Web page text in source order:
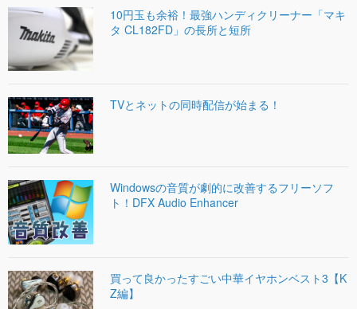
10円玉も余裕！最強ハンディクリーナー「マキ
タ CL182FD」の長所と短所
TVとネットの同時配信が始まる！
Windowsの音質が劇的に改善するフリーソフ
ト！DFX Audio Enhancer
買って良かったすごい中華イヤホンベスト3【K
Z編】